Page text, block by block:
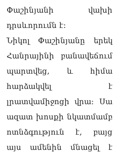
Փաշինյանի վախի
դրսևորումն է:
Նիկոլ Փաշինյանը երեկ
Հանրայինի բանավեճում
պարտվեց, և հիմա
հարձակվել է
լրատվամիջոցի վրա։ Սա
ազատ խոսքի նկատմամբ
ոտնձգություն է, բայց
այս ամենին մնացել է